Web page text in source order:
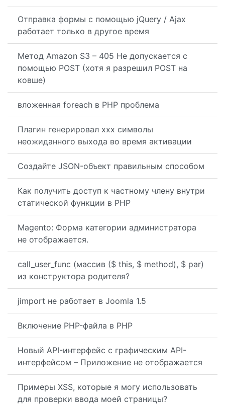
Отправка формы с помощью jQuery / Ajax
работает только в другое время
Метод Amazon S3 – 405 Не допускается с
помощью POST (хотя я разрешил POST на
ковше)
вложенная foreach в PHP проблема
Плагин генерировал xxx символы
неожиданного выхода во время активации
Создайте JSON-объект правильным способом
Как получить доступ к частному члену внутри
статической функции в PHP
Magento: Форма категории администратора
не отображается.
call_user_func (массив ($ this, $ method), $ par)
из конструктора родителя?
jimport не работает в Joomla 1.5
Включение PHP-файла в PHP
Новый API-интерфейс с графическим API-
интерфейсом – Приложение не отображается
Примеры XSS, которые я могу использовать
для проверки ввода моей страницы?